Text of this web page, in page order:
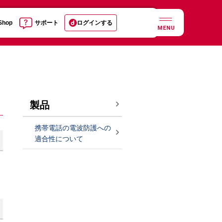
サポート ログインする
MENU
製品
携帯電話の電波防護への
適合性について